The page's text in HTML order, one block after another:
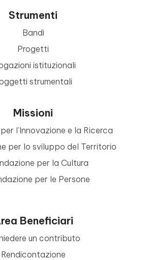
Strumenti
Bandi
Progetti
istituzionali
strumentali
Missioni
l’Innovazione e la Ricerca
per lo sviluppo del Territorio
per la Cultura
per le Persone
Beneficiari
un contributo
Rendicontazione